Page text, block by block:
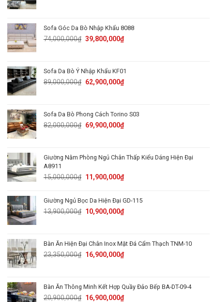
49,000,000₫.
Sofa Góc Da Bò Nhập Khẩu 8088
74,000,000₫ Original
74,000,000₫.
39,800,000₫Current
Sofa Da Bò Ý Nhập Khẩu KF01
89,000,000₫ Original
62,900,000₫Current
Sofa Da Bò Phong Cách Torino S03
82,000,000₫ Original
82,000,000₫.
69,900,000₫Current
69,900,000₫.
Giường Nằm Phòng Ngủ Chân Thấp Kiểu Dáng Hiện Đại
A8911
15,000,000₫ Original
15,000,000₫.
11,900,000₫Current
11,900,000₫.
Giường Ngủ Bọc Da Hiện Đại GD-115
13,900,000₫ Original
10,900,000₫Current
10,900,000₫.
Bàn Ăn Hiện Đại Chân Inox Mặt Đá Cẩm Thạch TNM-10
23,350,000₫ Original
23,350,000₫.
16,900,000₫Current
16,900,000₫.
Bàn Ăn Thông Minh Kết Hợp Quầy Đảo Bếp BA-DT-09-4
20,900,000₫ Original
16,900,000₫Current